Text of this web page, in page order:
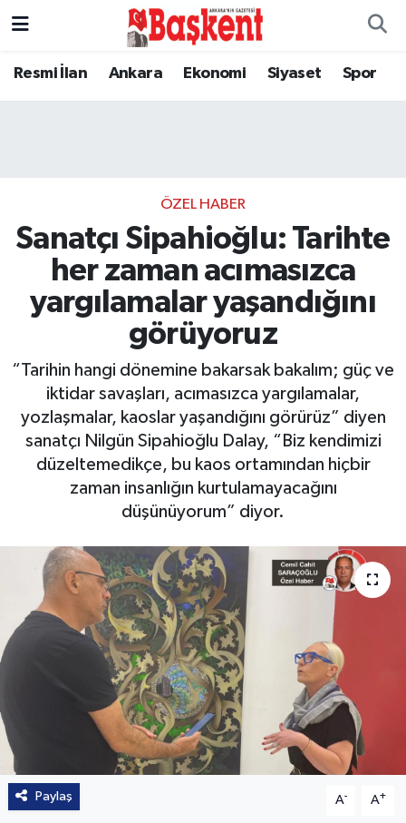
Resmi İlan Ankara Ekonomi Siyaset Spor
ÖZEL HABER
Sanatçı Sipahioğlu: Tarihte
her zaman acımasızca
yargılamalar yaşandığını
görüyoruz
“Tarihin hangi dönemine bakarsak bakalım; güç ve
iktidar savaşları, acımasızca yargılamalar,
yozlaşmalar, kaoslar yaşandığını görürüz” diyen
sanatçı Nilgün Sipahioğlu Dalay, “Biz kendimizi
düzeltemedikçe, bu kaos ortamından hiçbir
zaman insanlığın kurtulamayacağını
düşünüyorum” diyor.
Paylaş A- A+